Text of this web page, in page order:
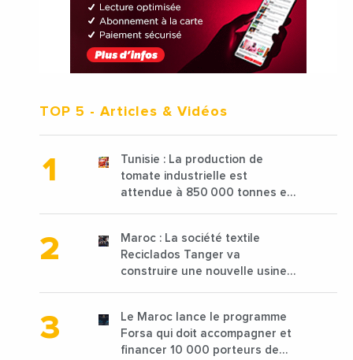
TOP 5 - Articles & Vidéos
Tunisie : La production de
tomate industrielle est
attendue à 850 000 tonnes en
Maroc : La société textile
Reciclados Tanger va
construire une nouvelle usine
Le Maroc lance le programme
Forsa qui doit accompagner et
financer 10 000 porteurs de